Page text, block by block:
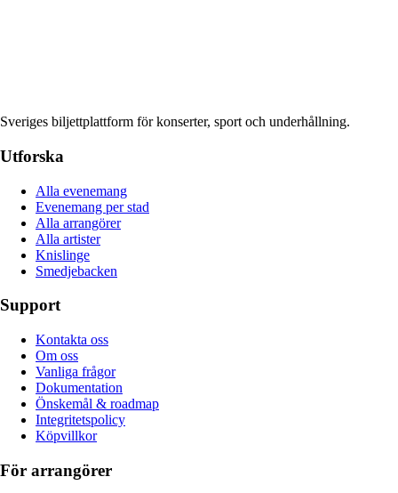
Sveriges biljettplattform för konserter, sport och underhållning.
Utforska
Alla evenemang
Evenemang per stad
Alla arrangörer
Alla artister
Knislinge
Smedjebacken
Support
Kontakta oss
Om oss
Vanliga frågor
Dokumentation
Önskemål & roadmap
Integritetspolicy
Köpvillkor
För arrangörer